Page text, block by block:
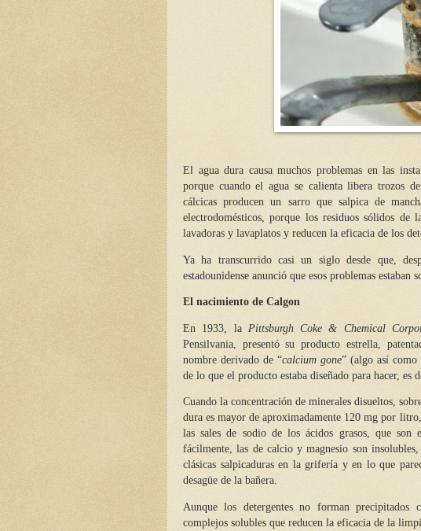
El agua dura causa muchos problemas en las
porque cuando el agua se calienta libera trozos
cálcicas producen un sarro que salpica de
electrodomésticos, porque los residuos sólidos de
lavadoras y lavaplatos y reducen la eficacia de los
Ya ha transcurrido casi un siglo desde que,
estadounidense anunció que esos problemas estaban
El nacimiento de Calgon
En 1933, la Pittsburgh Coke & Chemical
Pensilvania, presentó su producto estrella,
nombre derivado de “calcium gone” (algo así como
de lo que el producto estaba diseñado para hacer, es
Cuando la concentración de minerales disueltos,
dura es mayor de aproximadamente 120 mg por
las sales de sodio de los ácidos grasos, que
fácilmente, las de calcio y magnesio son
clásicas salpicaduras en la grifería y en lo que
desagüe de la bañera.
Aunque los detergentes no forman
complejos solubles que reducen la eficacia de la